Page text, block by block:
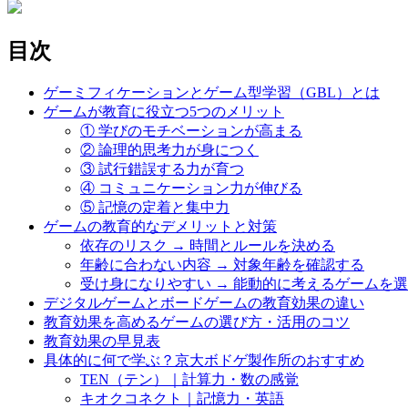
目次
ゲーミフィケーションとゲーム型学習（GBL）とは
ゲームが教育に役立つ5つのメリット
① 学びのモチベーションが高まる
② 論理的思考力が身につく
③ 試行錯誤する力が育つ
④ コミュニケーション力が伸びる
⑤ 記憶の定着と集中力
ゲームの教育的なデメリットと対策
依存のリスク → 時間とルールを決める
年齢に合わない内容 → 対象年齢を確認する
受け身になりやすい → 能動的に考えるゲームを
デジタルゲームとボードゲームの教育効果の違い
教育効果を高めるゲームの選び方・活用のコツ
教育効果の早見表
具体的に何で学ぶ？京大ボドゲ製作所のおすすめ
TEN（テン）｜計算力・数の感覚
キオクコネクト｜記憶力・英語